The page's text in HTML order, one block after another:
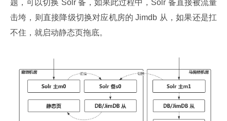
题，可以切换 Solr 备，如果此过程中，Solr 备直接被流量
击垮，则直接降级切换对应机房的 Jimdb 从，如果还是扛
不住，就启动静态页拖底。